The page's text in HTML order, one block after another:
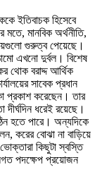
ইতিবাচক হিসেবে
মানবিক অর্থনীতি,
গুরুত্ব পেয়েছে।
এখনো দুর্বল। বিশেষ
থোক বরাদ্দ আর্থিক
সাবেক প্রধান
প্রকাশ করেছেন। তার
ধরেই রয়েছে।
হতে পারে। অন্যদিকে
করের বোঝা না বাড়িয়ে
কিছুটা স্বস্তি
পদক্ষেপ প্রয়োজন